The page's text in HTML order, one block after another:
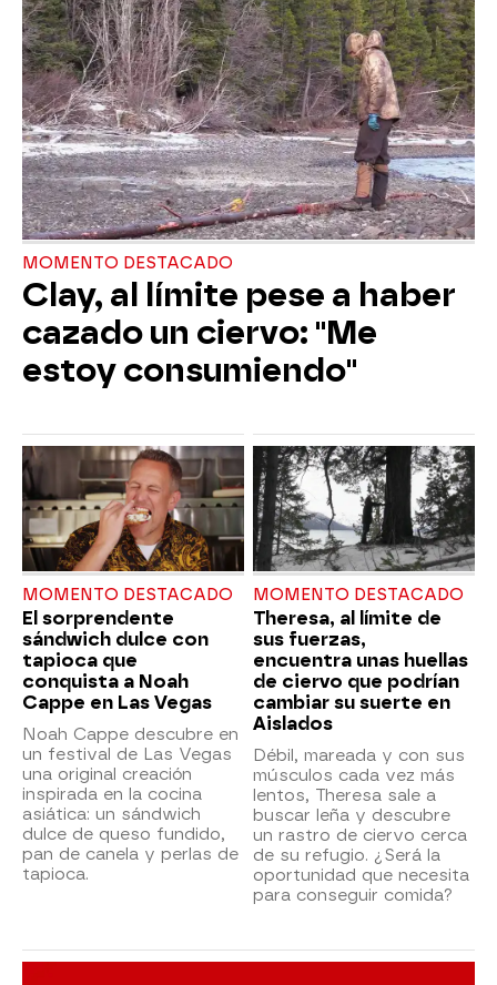
MOMENTO DESTACADO
Clay, al límite pese a haber
cazado un ciervo: "Me
estoy consumiendo"
MOMENTO DESTACADO
El sorprendente
sándwich dulce con
tapioca que
conquista a Noah
Cappe en Las Vegas
Noah Cappe descubre en
un festival de Las Vegas
una original creación
inspirada en la cocina
asiática: un sándwich
dulce de queso fundido,
pan de canela y perlas de
tapioca.
MOMENTO DESTACADO
Theresa, al límite de
sus fuerzas,
encuentra unas huellas
de ciervo que podrían
cambiar su suerte en
Aislados
Débil, mareada y con sus
músculos cada vez más
lentos, Theresa sale a
buscar leña y descubre
un rastro de ciervo cerca
de su refugio. ¿Será la
oportunidad que necesita
para conseguir comida?